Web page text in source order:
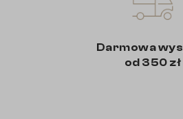
Darmowa
od 350 zł